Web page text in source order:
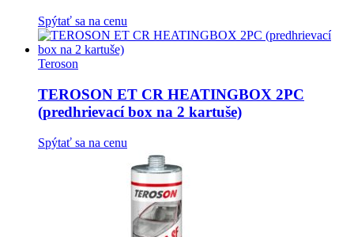
Spýtať sa na cenu
Teroson
TEROSON ET CR HEATINGBOX 2PC
(predhrievací box na 2 kartuše)
Spýtať sa na cenu